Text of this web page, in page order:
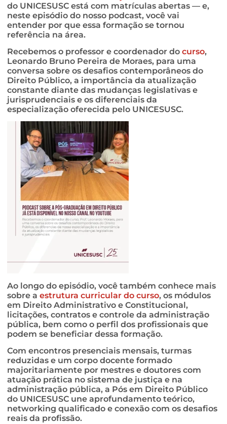
do UNICESUSC está com matrículas abertas — e,
neste episódio do nosso podcast, você vai
entender por que essa formação se tornou
referência na área.
Recebemos o professor e coordenador do curso,
Leonardo Bruno Pereira de Moraes, para uma
conversa sobre os desafios contemporâneos do
Direito Público, a importância da atualização
constante diante das mudanças legislativas e
jurisprudenciais e os diferenciais da
especialização oferecida pelo UNICESUSC.
Ao longo do episódio, você também conhece mais
sobre a estrutura curricular do curso, os módulos
em Direito Administrativo e Constitucional,
licitações, contratos e controle da administração
pública, bem como o perfil dos profissionais que
podem se beneficiar dessa formação.
Com encontros presenciais mensais, turmas
reduzidas e um corpo docente formado
majoritariamente por mestres e doutores com
atuação prática no sistema de justiça e na
administração pública, a Pós em Direito Público
do UNICESUSC une aprofundamento teórico,
networking qualificado e conexão com os desafios
reais da profissão.